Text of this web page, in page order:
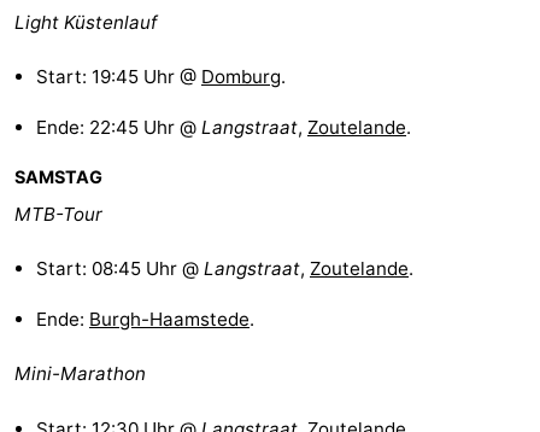
Zeeland
Renesse
-
Brouwershaven
Bruinisse
-
Zierikzee
-
Natur
-
Light Küstenlauf
Start: 19:45 Uhr @ Domburg.
Ende: 22:45 Uhr @ Langstraat, Zoutelande.
SAMSTAG
MTB-Tour
Start: 08:45 Uhr @ Langstraat, Zoutelande.
Ende: Burgh-Haamstede.
Mini-Marathon